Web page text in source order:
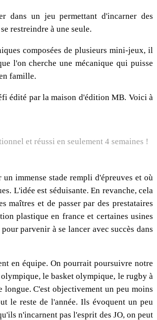
dans un jeu permettant d'incarner des
restreindre à une seule.
composées de plusieurs mini-jeux, il
l'on cherche une mécanique qui puisse
famille.
édité par la maison d'édition MB. Voici à
immense stade rempli d'épreuves et où
L'idée est séduisante. En revanche, cela
maîtres et de passer par des prestataires
plastique en france et certaines usines
parvenir à se lancer avec succès dans
en équipe. On pourrait poursuivre notre
le basket olympique, le rugby à
C'est objectivement un peu moins
le reste de l'année. Ils évoquent un peu
n'incarnent pas l'esprit des JO, on peut